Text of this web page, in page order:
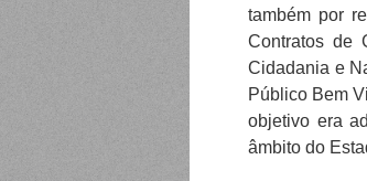
também por
Contratos de
Cidadania e
Público Bem
objetivo era
âmbito do